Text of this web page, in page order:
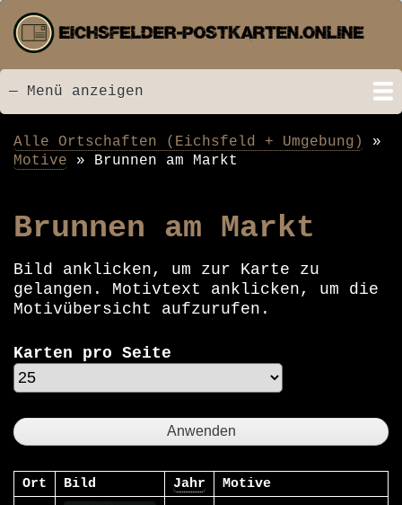
zum
Inhalt
Menü
— Menü anzeigen
Startseite
Neu hinzugefügt
Postkarten
Bildarchiv
Videos
Suche
Kontakt
Links
Spende
Pfadnavigation
Alle Ortschaften (Eichsfeld + Umgebung)
Motive
Brunnen am Markt
Brunnen am Markt
Bild anklicken, um zur Karte zu
gelangen. Motivtext anklicken, um die
Motivübersicht aufzurufen.
Karten pro Seite
Ort Bild Jahr Motive